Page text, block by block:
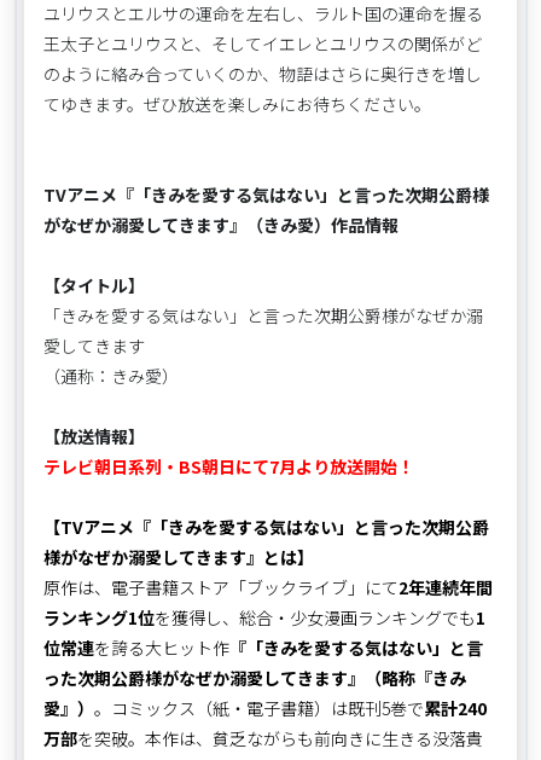
ユリウスとエルサの運命を左右し、ラルト国の運命を握る
王太子とユリウスと、そしてイエレとユリウスの関係がど
のように絡み合っていくのか、物語はさらに奥行きを増し
てゆきます。ぜひ放送を楽しみにお待ちください。
TVアニメ『「きみを愛する気はない」と言った次期公爵様
がなぜか溺愛してきます』（きみ愛）作品情報
【タイトル】
「きみを愛する気はない」と言った次期公爵様がなぜか溺
愛してきます
（通称：きみ愛）
【放送情報】
テレビ朝日系列・BS朝日にて7月より放送開始！
【TVアニメ『「きみを愛する気はない」と言った次期公爵
様がなぜか溺愛してきます』とは】
原作は、電子書籍ストア「ブックライブ」にて2年連続年間
ランキング1位を獲得し、総合・少女漫画ランキングでも1
位常連を誇る大ヒット作 『「きみを愛する気はない」と言
った次期公爵様がなぜか溺愛してきます』（略称『きみ
愛』） 。コミックス（紙・電子書籍）は既刊5巻で累計240
万部を突破。本作は、貧乏ながらも前向きに生きる没落貴